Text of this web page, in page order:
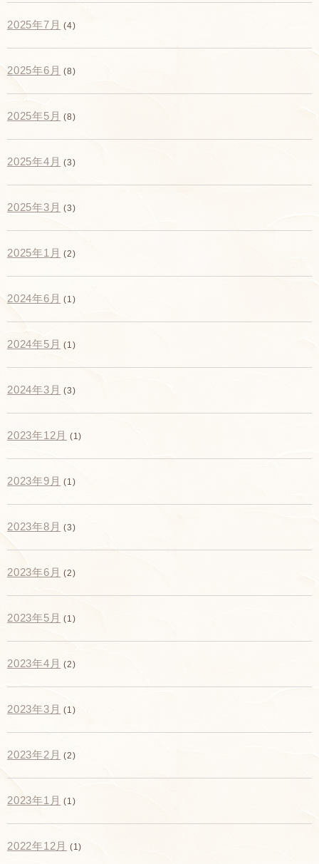
2025年7月 (4)
2025年6月 (8)
2025年5月 (8)
2025年4月 (3)
2025年3月 (3)
2025年1月 (2)
2024年6月 (1)
2024年5月 (1)
2024年3月 (3)
2023年12月 (1)
2023年9月 (1)
2023年8月 (3)
2023年6月 (2)
2023年5月 (1)
2023年4月 (2)
2023年3月 (1)
2023年2月 (2)
2023年1月 (1)
2022年12月 (1)